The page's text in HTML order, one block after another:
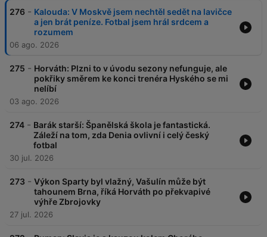
276 - Kalouda: V Moskvě jsem nechtěl sedět na lavičce
a jen brát peníze. Fotbal jsem hrál srdcem a
rozumem
06 ago. 2026
275 - Horváth: Plzni to v úvodu sezony nefunguje, ale
pokřiky směrem ke konci trenéra Hyského se mi
nelíbí
03 ago. 2026
274 - Barák starší: Španělská škola je fantastická.
Záleží na tom, zda Denia ovlivní i celý český
fotbal
30 jul. 2026
273 - Výkon Sparty byl vlažný, Vašulín může být
tahounem Brna, říká Horváth po překvapivé
výhře Zbrojovky
27 jul. 2026